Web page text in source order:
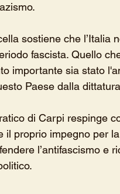
sostiene che l’Italia
fascista. Quello
importante sia stato
Paese dalla
di Carpi respinge
il proprio impegno per
l’antifascismo e